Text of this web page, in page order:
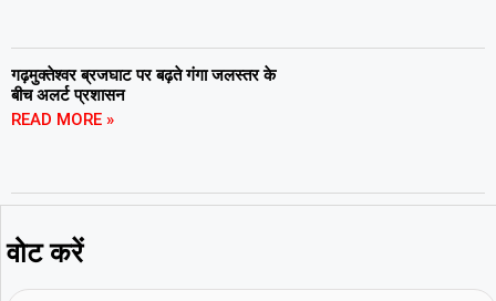
गढ़मुक्तेश्वर ब्रजघाट पर बढ़ते गंगा जलस्तर के
बीच अलर्ट प्रशासन
READ MORE »
वोट करें